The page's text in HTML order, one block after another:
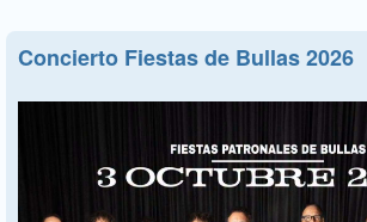
Concierto Fiestas de Bullas 2026